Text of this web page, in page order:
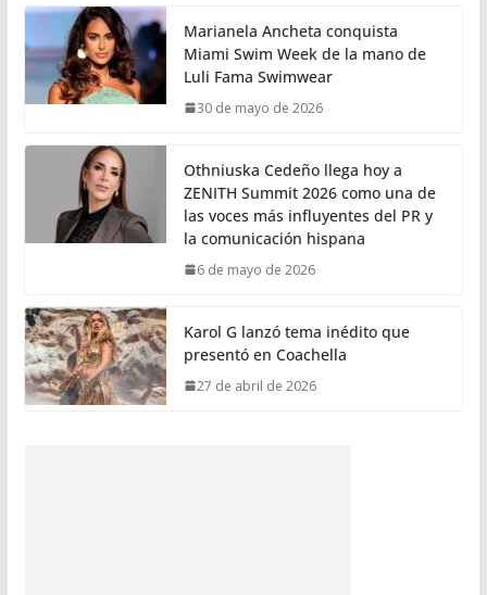
Marianela Ancheta conquista
Miami Swim Week de la mano de
Luli Fama Swimwear
30 de mayo de 2026
Othniuska Cedeño llega hoy a
ZENITH Summit 2026 como una de
las voces más influyentes del PR y
la comunicación hispana
6 de mayo de 2026
Karol G lanzó tema inédito que
presentó en Coachella
27 de abril de 2026